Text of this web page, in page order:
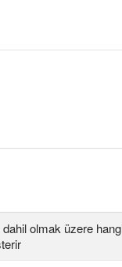
olmak üzere